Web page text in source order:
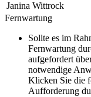
Janina Wittrock
Fernwartung
Sollte es im
Fernwartung
aufgefordert
notwendige
Klicken Sie die
Aufforderung